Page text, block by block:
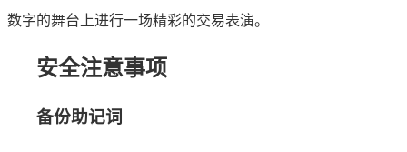
数字的舞台上进行一场精彩的交易表演。
安全注意事项
备份助记词